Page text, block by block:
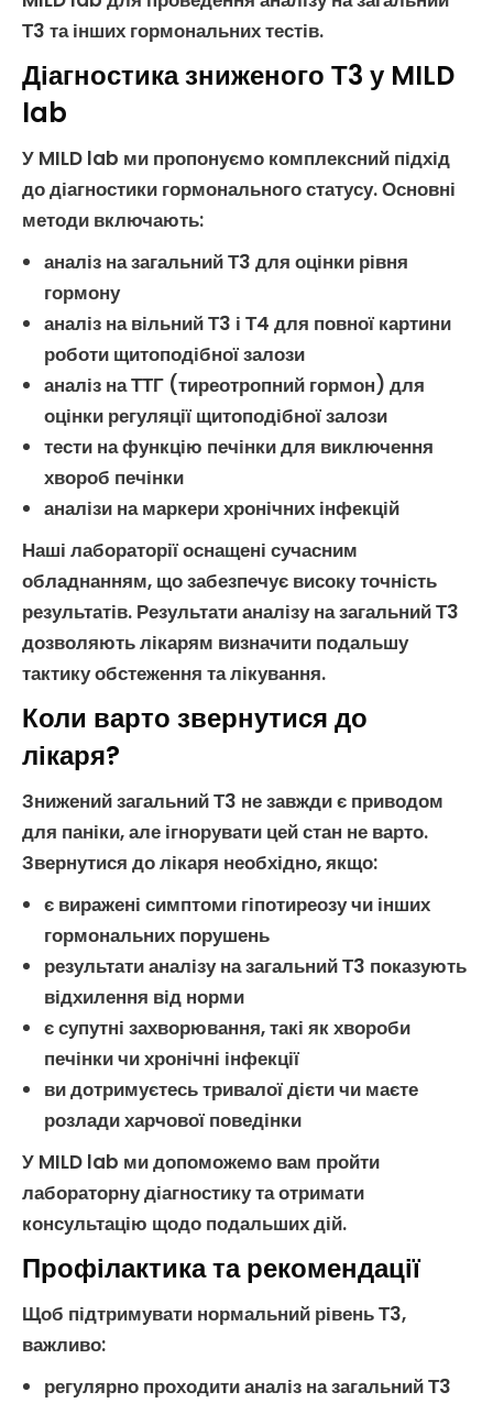
Т3 та інших гормональних тестів.
Діагностика зниженого Т3 у MILD
lab
У MILD lab ми пропонуємо комплексний підхід
додіагностики гормонального статусу. Основні
методи включають:
аналіз на загальний Т3 для оцінки рівня
гормону
аналіз на вільний Т3 і Т4 для повної картини
роботи щитоподібної залози
аналіз на ТТГ (тиреотропний гормон) для
оцінки регуляції щитоподібної залози
тести на функцію печінки для виключення
хвороб печінки
аналізи на маркерихронічних інфекцій
Наші лабораторії оснащені сучасним
обладнанням, що забезпечує високу точність
результатів. Результатианалізу на загальний Т3
дозволяють лікарям визначити подальшу
тактику обстеження та лікування.
Коли варто звернутися до
лікаря?
Знижений загальний Т3 не завжди є приводом
для паніки, але ігнорувати цей стан не варто.
Звернутися до лікаря необхідно, якщо:
є виражені симптоми гіпотиреозучи інших
гормональних порушень
результатианалізу на загальний Т3 показують
відхилення від норми
є супутні захворювання, такі якхвороби
печінкичихронічні інфекції
ви дотримуєтесь тривалої дієти чи маєте
розлади харчової поведінки
У MILD lab ми допоможемо вам пройти
лабораторну діагностикута отримати
консультацію щодо подальших дій.
Профілактика та рекомендації
Щоб підтримувати нормальний рівеньТ3,
важливо:
регулярно проходитианаліз на загальний Т3